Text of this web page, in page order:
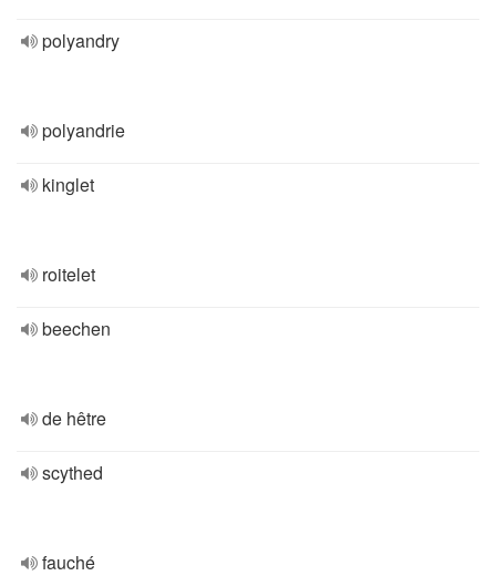
polyandry
polyandrie
kinglet
roitelet
beechen
de hêtre
scythed
fauché